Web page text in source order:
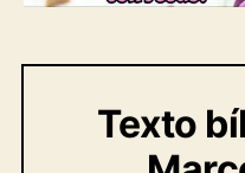
Texto